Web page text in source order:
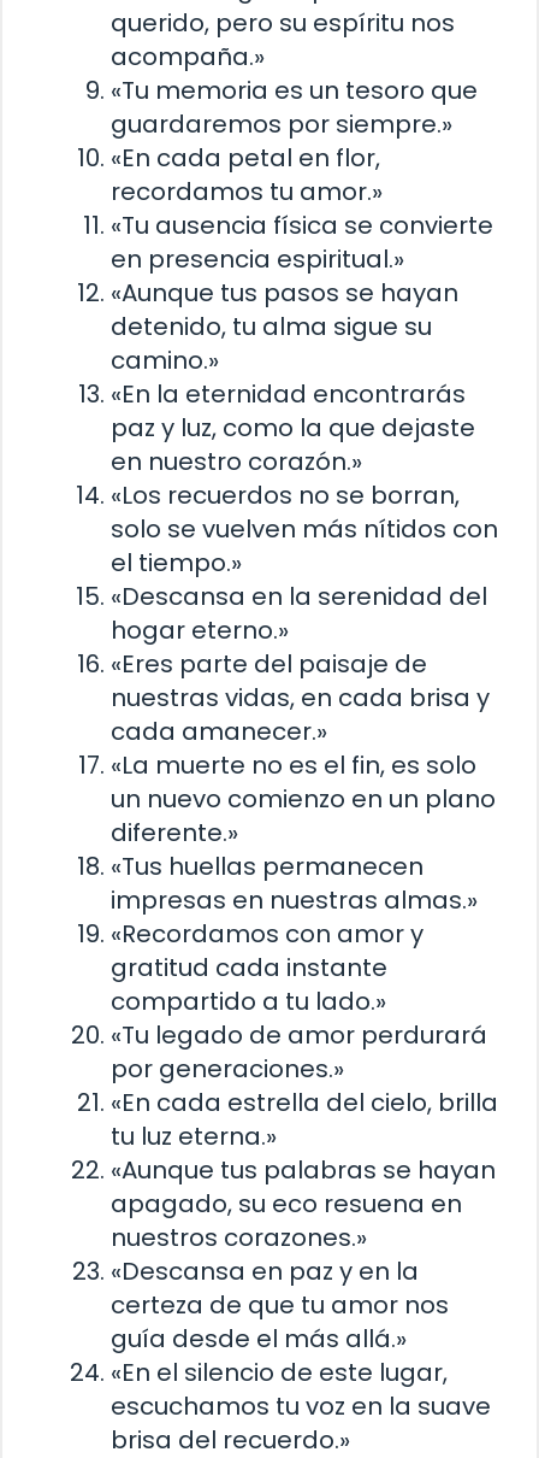
querido, pero su espíritu nos
acompaña.»
«Tu memoria es un tesoro que
guardaremos por siempre.»
«En cada petal en flor,
recordamos tu amor.»
«Tu ausencia física se convierte
en presencia espiritual.»
«Aunque tus pasos se hayan
detenido, tu alma sigue su
camino.»
«En la eternidad encontrarás
paz y luz, como la que dejaste
en nuestro corazón.»
«Los recuerdos no se borran,
solo se vuelven más nítidos con
el tiempo.»
«Descansa en la serenidad del
hogar eterno.»
«Eres parte del paisaje de
nuestras vidas, en cada brisa y
cada amanecer.»
«La muerte no es el fin, es solo
un nuevo comienzo en un plano
diferente.»
«Tus huellas permanecen
impresas en nuestras almas.»
«Recordamos con amor y
gratitud cada instante
compartido a tu lado.»
«Tu legado de amor perdurará
por generaciones.»
«En cada estrella del cielo, brilla
tu luz eterna.»
«Aunque tus palabras se hayan
apagado, su eco resuena en
nuestros corazones.»
«Descansa en paz y en la
certeza de que tu amor nos
guía desde el más allá.»
«En el silencio de este lugar,
escuchamos tu voz en la suave
brisa del recuerdo.»